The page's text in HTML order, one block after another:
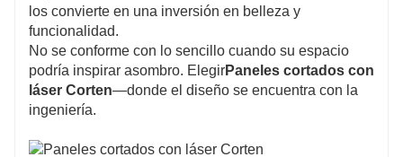
los convierte en una inversión en belleza y
funcionalidad.
No se conforme con lo sencillo cuando su espacio
podría inspirar asombro. ElegirPaneles cortados con
láser Corten—donde el diseño se encuentra con la
ingeniería.